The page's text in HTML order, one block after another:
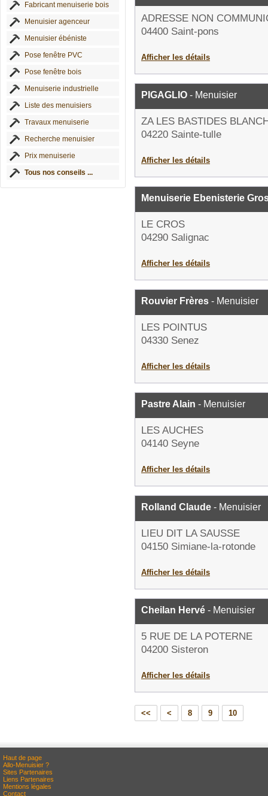
Fabricant menuiserie bois
Menuisier agenceur
Menuisier ébéniste
Pose fenêtre PVC
Pose fenêtre bois
Menuiserie industrielle
Liste des menuisiers
Travaux menuiserie
Recherche menuisier
Prix menuiserie
Tous nos conseils ...
ADRESSE NON
04400 Saint-pons
Afficher les détails
PIGAGLIO - Menuisier
ZA LES BASTIDES
04220 Sainte-tulle
Afficher les détails
Menuiserie Ebenisterie
LE CROS
04290 Salignac
Afficher les détails
Rouvier Frères - Menuisier
LES POINTUS
04330 Senez
Afficher les détails
Pastre Alain - Menuisier
LES AUCHES
04140 Seyne
Afficher les détails
Rolland Claude - Menuisier
LIEU DIT LA SAUSSE
04150 Simiane-la-rotonde
Afficher les détails
Cheilan Hervé - Menuisier
5 RUE DE LA POTERNE
04200 Sisteron
Afficher les détails
<< < 8 9 10
Haut de page
Allo-Menuisier ?
Sites Partenaires
Liens Partenaires
Mentions légales
Contact